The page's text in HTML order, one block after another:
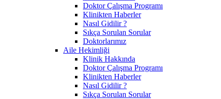
Doktor Çalışma Programı
Klinikten Haberler
Nasıl Gidilir ?
Sıkça Sorulan Sorular
Doktorlarımız
Aile Hekimliği
Klinik Hakkında
Doktor Çalışma Programı
Klinikten Haberler
Nasıl Gidilir ?
Sıkça Sorulan Sorular